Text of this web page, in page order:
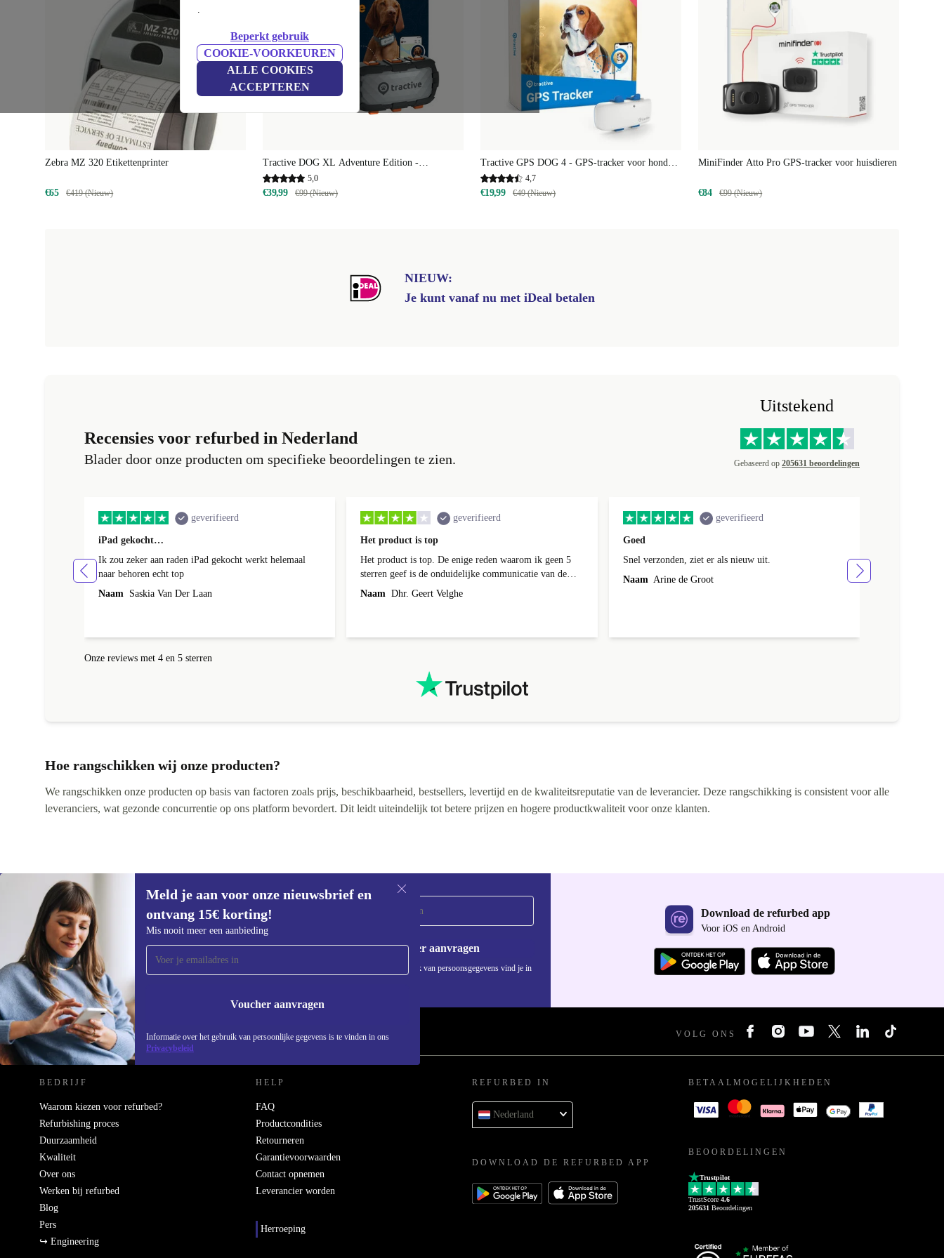
.
Beperkt gebruik
COOKIE-VOORKEUREN
ALLE COOKIES
ACCEPTEREN
Zebra MZ 320 Etikettenprinter
€65 €419 (Nieuw)
Tractive DOG XL Adventure Edition -
Glasvezelversterkte GPS- en gezondheidstracker
voor honden | EXCL. ABONNEMENT
5,0
€39,99 €99 (Nieuw)
Tractive GPS DOG 4 - GPS-tracker voor honden
met activiteitstracking | EXCL. ABONNEMENT
4,7
€19,99 €49 (Nieuw)
MiniFinder Atto Pro GPS-tracker voor huisdieren
€84 €99 (Nieuw)
NIEUW:
Je kunt vanaf nu met iDeal betalen
Recensies voor refurbed in Nederland
Blader door onze producten om specifieke beoordelingen te zien.
Uitstekend
Gebaseerd op 205631 beoordelingen
geverifieerd
iPad gekocht…
Ik zou zeker aan raden iPad gekocht werkt helemaal
naar behoren echt top
Naam Saskia Van Der Laan
geverifieerd
Het product is top
Het product is top. De enige reden waarom ik geen 5
sterren geef is de onduidelijke communicatie van de
levering.
Naam Dhr. Geert Velghe
geverifieerd
Goed
Snel verzonden, ziet er als nieuw uit.
Naam Arine de Groot
Onze reviews met 4 en 5 sterren
Hoe rangschikken wij onze producten?
We rangschikken onze producten op basis van factoren zoals prijs, beschikbaarheid, bestsellers, levertijd en de kwaliteitsreputatie van de leverancier. Deze rangschikking is consistent voor alle
leveranciers, wat gezonde concurrentie op ons platform bevordert. Dit leidt uiteindelijk tot betere prijzen en hogere productkwaliteit voor onze klanten.
Meld je aan voor onze nieuwsbrief en
ontvang 15€ korting!
Mis nooit meer een aanbieding
Voucher aanvragen
Informatie over het gebruik van persoonlijke gegevens is te vinden in ons
Privacybeleid
Meld je aan voor onze nieuwsbrief en
ontvang €15 korting!
Mis nooit meer een aanbieding.
Voucher aanvragen
Informatie over het gebruik van persoonsgegevens vind je in
Download de refurbed app
Voor iOS en Android
REFURBED NEDERLAND - RETHINK NEW. VOLG ONS
BEDRIJF
Waarom kiezen voor refurbed?
Refurbishing proces
Duurzaamheid
Kwaliteit
Over ons
Werken bij refurbed
Blog
Pers
↪ Engineering
HELP
FAQ
Productcondities
Retourneren
Garantievoorwaarden
Contact opnemen
Leverancier worden
Herroeping
REFURBED IN
Nederland
DOWNLOAD DE REFURBED APP
BETAALMOGELIJKHEDEN
BEOORDELINGEN
Trustpilot
TrustScore 4.6
205631 Beoordelingen